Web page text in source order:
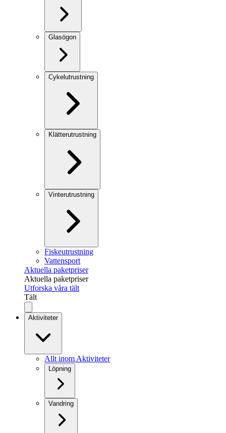
Glasögon
Cykelutrustning
Klätterutrustning
Vinterutrustning
Fiskeutrustning
Vattensport
Aktuella paketpriser
Aktuella paketpriser
Utforska våra tält
Tält
Aktiviteter
Allt inom Aktiviteter
Löpning
Vandring